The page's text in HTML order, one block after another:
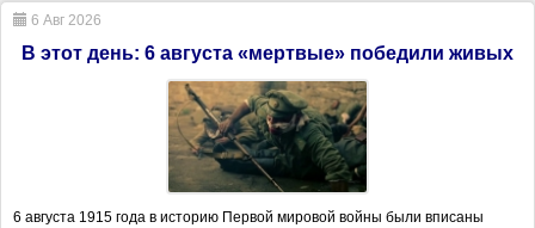
6 Авг 2026
В этот день: 6 августа «мертвые» победили живых
6 августа 1915 года в историю Первой мировой войны были вписаны